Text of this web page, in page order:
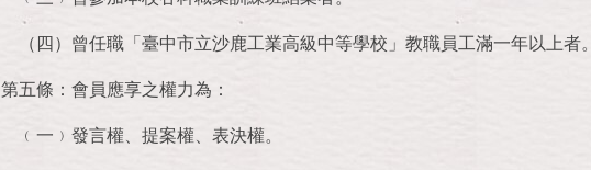
（四）曾任職「臺中市立沙鹿工業高級中等學校」教職員工滿一年以上者。
第五條：會員應享之權力為：
﹙一﹚發言權、提案權、表決權。